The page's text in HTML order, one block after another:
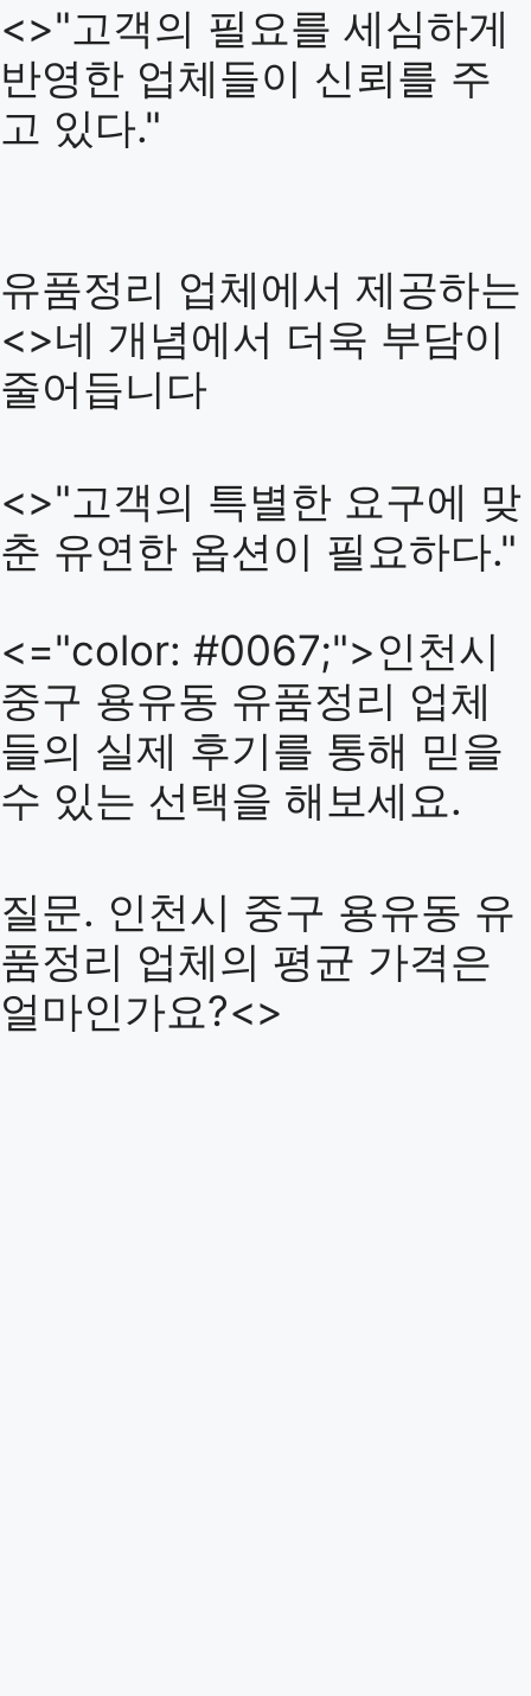
<>"고객의 필요를 세심하게
반영한 업체들이 신뢰를 주
고 있다."
유품정리 업체에서 제공하는
<>네 개념에서 더욱 부담이
줄어듭니다
<>"고객의 특별한 요구에 맞
춘 유연한 옵션이 필요하다."
<="color: #0067;">인천시
중구 용유동 유품정리 업체
들의 실제 후기를 통해 믿을
수 있는 선택을 해보세요.
질문. 인천시 중구 용유동 유
품정리 업체의 평균 가격은
얼마인가요?<>